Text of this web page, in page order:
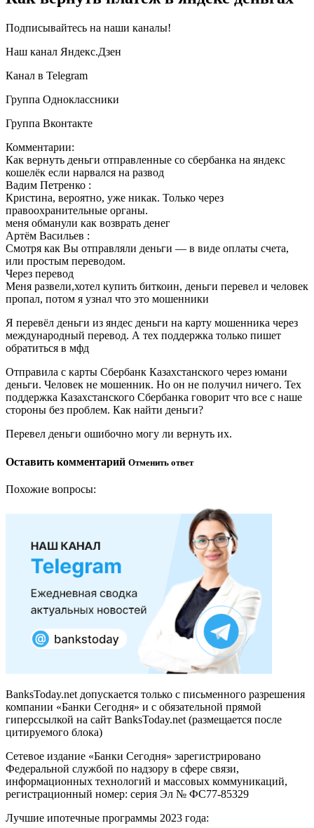
Подписывайтесь на наши каналы!
Наш канал Яндекс.Дзен
Канал в Telegram
Группа Одноклассники
Группа Вконтакте
Комментарии:
Как вернуть деньги отправленные со сбербанка на яндекс
кошелёк если нарвался на развод
Вадим Петренко :
Кристина, вероятно, уже никак. Только через
правоохранительные органы.
меня обманули как возврать денег
Артём Васильев :
Смотря как Вы отправляли деньги — в виде оплаты счета,
или простым переводом.
Через перевод
Меня развели,хотел купить биткоин, деньги перевел и человек
пропал, потом я узнал что это мошенники
Я перевёл деньги из яндес деньги на карту мошенника через
международный перевод. А тех поддержка только пишет
обратиться в мфд
Отправила с карты Сбербанк Казахстанского через юмани
деньги. Человек не мошенник. Но он не получил ничего. Тех
поддержка Казахстанского Сбербанка говорит что все с наше
стороны без проблем. Как найти деньги?
Перевел деньги ошибочно могу ли вернуть их.
Оставить комментарий Отменить ответ
Похожие вопросы:
BanksToday.net допускается только с письменного разрешения
компании «Банки Сегодня» и с обязательной прямой
гиперссылкой на сайт BanksToday.net (размещается после
цитируемого блока)
Сетевое издание «Банки Сегодня» зарегистрировано
Федеральной службой по надзору в сфере связи,
информационных технологий и массовых коммуникаций,
регистрационный номер: серия Эл № ФС77-85329
Лучшие ипотечные программы 2023 года: